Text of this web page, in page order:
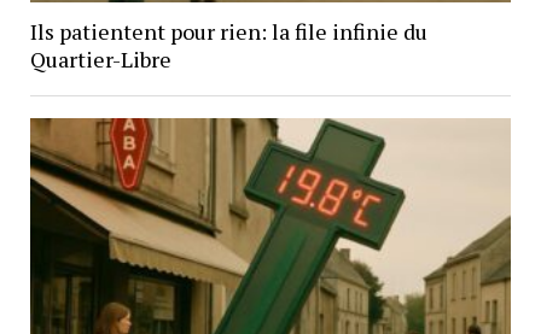
Ils patientent pour rien: la file infinie du
Quartier-Libre